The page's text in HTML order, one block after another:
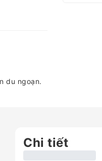
du ngoạn.
Chi tiết